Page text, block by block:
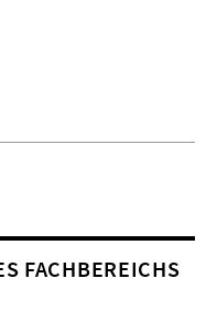
FACHBEREICHS